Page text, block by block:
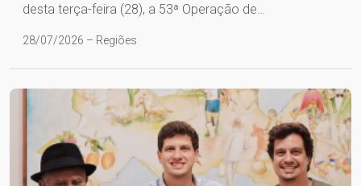
desta terça-feira (28), a 53ª Operação de…
28/07/2026 – Regiões